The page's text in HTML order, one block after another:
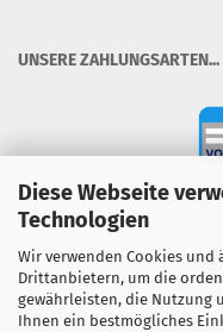
Diese Webseite
Technologien
Wir verwenden Cookies und
Drittanbietern, um die
gewährleisten, die Nutzung
Ihnen ein bestmögliches
​UNSERE ZAHLUNGSARTEN...